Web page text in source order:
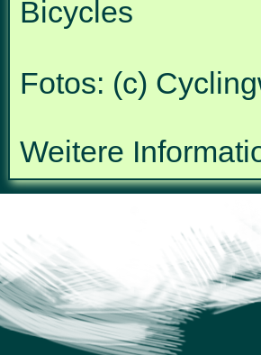
Bicycles
Fotos: (c)
Weitere